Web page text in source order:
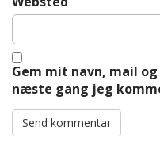
Gem mit navn, mail
næste gang jeg